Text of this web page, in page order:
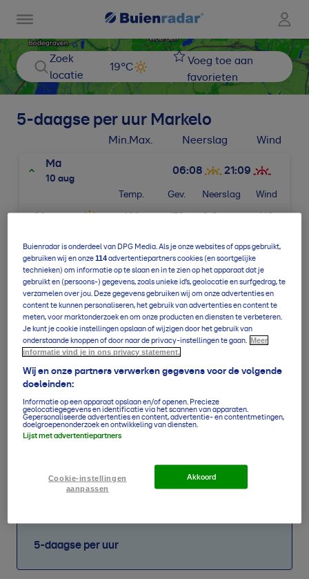
Zoek
locatie
19°C
Voeg toe aan
favorieten
Verwachting overzicht
5-daagse per uur
5-daagse per uur Markelo
Min. Max. Neerslag Wind
Ma
10 aug
06:08 21:09
Temp. Gev. Neerslag Wind
21u 19° 17° 0,0mm N2
22u 17° 16° 0,0mm N2
23u 16° 15° 0,0mm N2
Di
11 aug
11°/24° 0,0mm N2
Wo
12 aug
12°/29° 0,0mm O2
Do
Vr
14 aug
17°/37° 0,0 W3
Buienradar is onderdeel van DPG Media. Als je onze websites of apps gebruikt,
gebruiken wij en onze114advertentiepartners cookies (en soortgelijke
technieken) om informatie op te slaan en in te zien op het apparaat dat je
gebruikt en (persoons-) gegevens, zoals unieke id’s, geolocatie en surfgedrag, te
verzamelen over jou. Deze gegevens gebruiken wij om onze advertenties en
content te kunnen personaliseren, het gebruik van advertenties en content te
meten, voor marktonderzoek en om onze producten en diensten te verbeteren.
Je kunt je cookie instellingen opslaan of wijzigen door het gebruik van
onderstaande knoppen of door naar de privacy-instellingen te gaan.
Meer
informatie vind je in ons privacy statement.
Wij en onze partners verwerken gegevens voor de volgende
doeleinden:
Informatie op een apparaat opslaan en/of openen. Precieze
geolocatiegegevens en identificatie via het scannen van apparaten.
Gepersonaliseerde advertenties en content, advertentie- en contentmetingen,
doelgroepenonderzoek en ontwikkeling van diensten.
Lijst met advertentiepartners
Cookie-instellingen
aanpassen
Akkoord